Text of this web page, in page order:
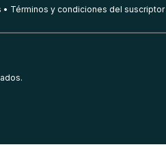
Términos y condiciones del suscriptor